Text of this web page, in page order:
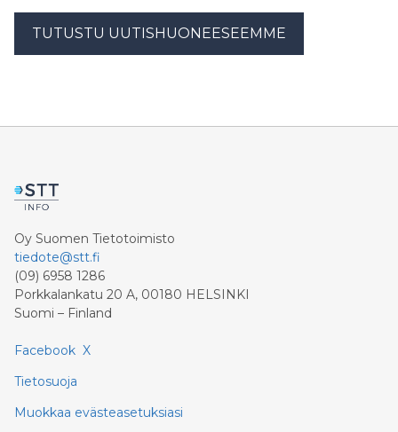
TUTUSTU UUTISHUONEESEEMME
Oy Suomen Tietotoimisto
tiedote@stt.fi
(09) 6958 1286
Porkkalankatu 20 A, 00180 HELSINKI
Suomi – Finland
Facebook X
Tietosuoja
Muokkaa evästeasetuksiasi